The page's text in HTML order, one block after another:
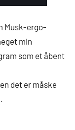
Musk-ergo-
min
som et åbent
det er måske